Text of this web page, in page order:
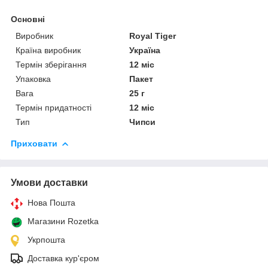
Основні
Виробник
Royal Tiger
Країна виробник
Україна
Термін зберігання
12 міс
Упаковка
Пакет
Вага
25 г
Термін придатності
12 міс
Тип
Чипси
Приховати
Умови доставки
Нова Пошта
Магазини Rozetka
Укрпошта
Доставка кур'єром